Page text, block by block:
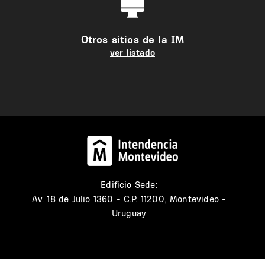
Otros sitios de la IM
ver listado
Edificio Sede:
Av. 18 de Julio 1360 - C.P. 11200, Montevideo -
Uruguay